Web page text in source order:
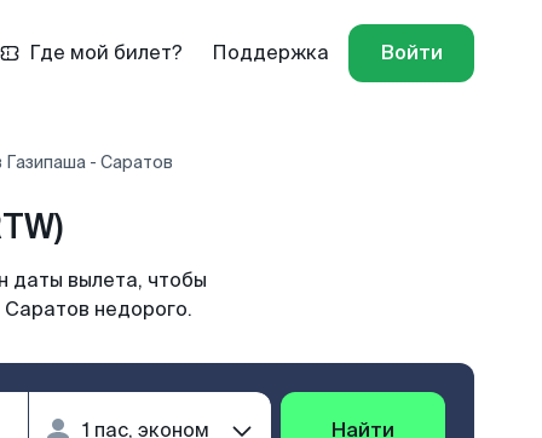
Где мой билет? Поддержка Войти
Газипаша - Саратов
даты вылета, чтобы
недорого.
Найти